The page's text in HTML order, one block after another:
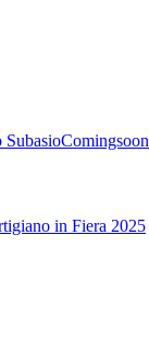
SubasioComingsoon
in Fiera 2025